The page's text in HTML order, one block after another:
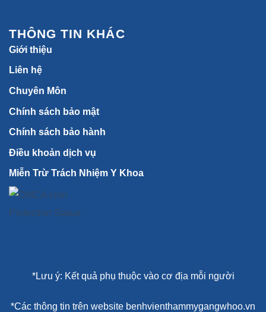
THÔNG TIN KHÁC
Giới thiệu
Liên hệ
Chuyên Môn
Chính sách bảo mật
Chính sách bảo hành
Điều khoản dịch vụ
Miễn Trừ Trách Nhiệm Y Khoa
*Lưu ý: Kết quả phụ thuộc vào cơ địa mỗi người
*Các thông tin trên website benhvienthammygangwhoo.vn